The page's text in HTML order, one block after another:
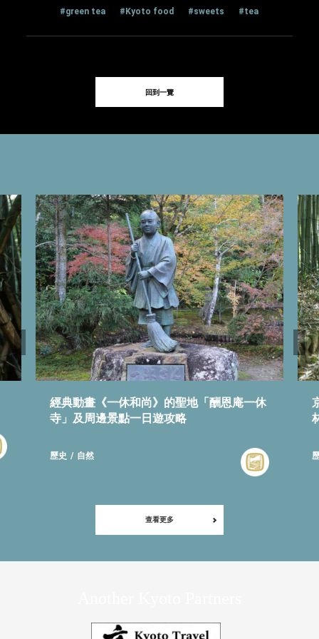
#green tea #Kyoto food #sweets #tea
回到一覽
經典動畫《一休和尚》的聖地「酬恩庵一休
寺」及周邊景點一日遊攻略
歷史 自然
查看更多